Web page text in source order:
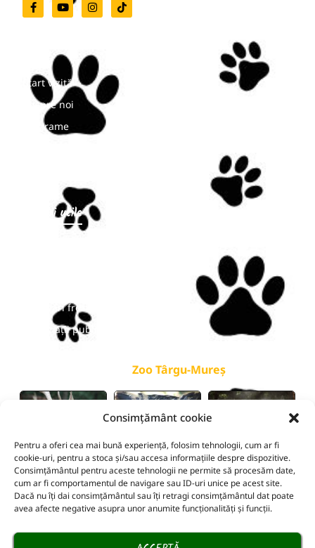
Consimțământ cookie
Pentru a oferi cea mai bună experiență, folosim tehnologii, cum ar fi
cookie-uri, pentru a stoca și/sau accesa informațiile despre dispozitive.
Consimțământul pentru aceste tehnologii ne permite să procesăm date,
cum ar fi comportamentul de navigare sau ID-uri unice pe acest site.
Dacă nu îți dai consimțământul sau îți retragi consimțământul dat poate
avea afecte negative asupra unor anumite funcționalități și funcții.
Start vizită
Despre noi
Programe
Linkuri utile
Întrebări frecvente
Informații publice
Zoo Târgu-Mureș